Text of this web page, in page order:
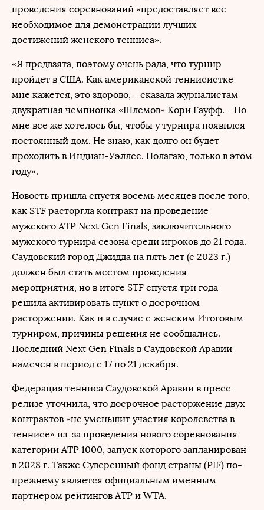
проведения соревнований «предоставляет все
необходимое для демонстрации лучших
достижений женского тенниса».
«Я предвзята, поэтому очень рада, что турнир
пройдет в США. Как американской теннисистке
мне кажется, это здорово, – сказала журналистам
двукратная чемпионка «Шлемов» Кори Гауфф. – Но
мне все же хотелось бы, чтобы у турнира появился
постоянный дом. Не знаю, как долго он будет
проходить в Индиан-Уэллсе. Полагаю, только в этом
году».
Новость пришла спустя восемь месяцев после того,
как STF расторгла контракт на проведение
мужского ATP Next Gen Finals, заключительного
мужского турнира сезона среди игроков до 21 года.
Саудовский город Джидда на пять лет (с 2023 г.)
должен был стать местом проведения
мероприятия, но в итоге STF спустя три года
решила активировать пункт о досрочном
расторжении. Как и в случае с женским Итоговым
турниром, причины решения не сообщались.
Последний Next Gen Finals в Саудовской Аравии
намечен в период с 17 по 21 декабря.
Федерация тенниса Саудовской Аравии в пресс-
релизе уточнила, что досрочное расторжение двух
контрактов «не уменьшит участия королевства в
теннисе» из-за проведения нового соревнования
категории ATP 1000, запуск которого запланирован
в 2028 г. Также Суверенный фонд страны (PIF) по-
прежнему является официальным именным
партнером рейтингов ATP и WTA.